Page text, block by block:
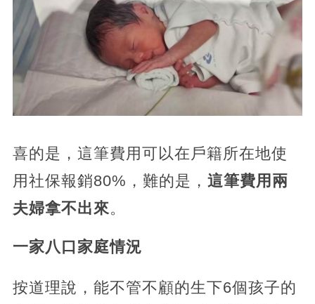
喜的是， 這筆費用可以在戶籍所在地使
用社保報銷80%，難的是， 這筆費用兩
夫婦拿不出來。
一家八口家庭情況
按道理說，能不管不顧的生下6個孩子的